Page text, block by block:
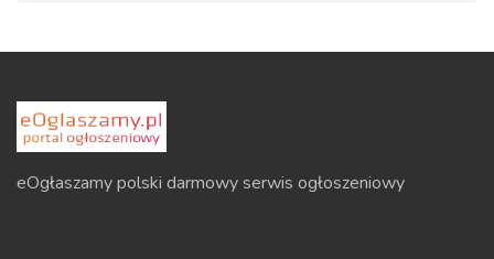
eOgłaszamy polski darmowy serwis ogłoszeniowy